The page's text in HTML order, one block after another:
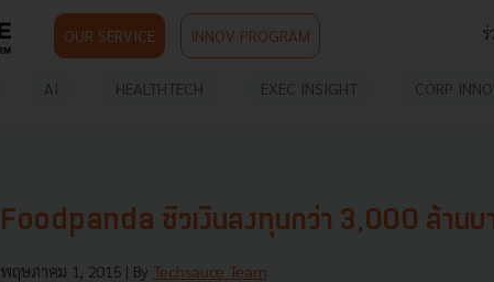
OUR SERVICE INNOV PROGRAM
AI HEALTHTECH EXEC INSIGHT CORP
Foodpanda ซิวเงินลงทุนกว่า 3,000 ล้าน
พฤษภาคม 1, 2015 | By Techsauce Team